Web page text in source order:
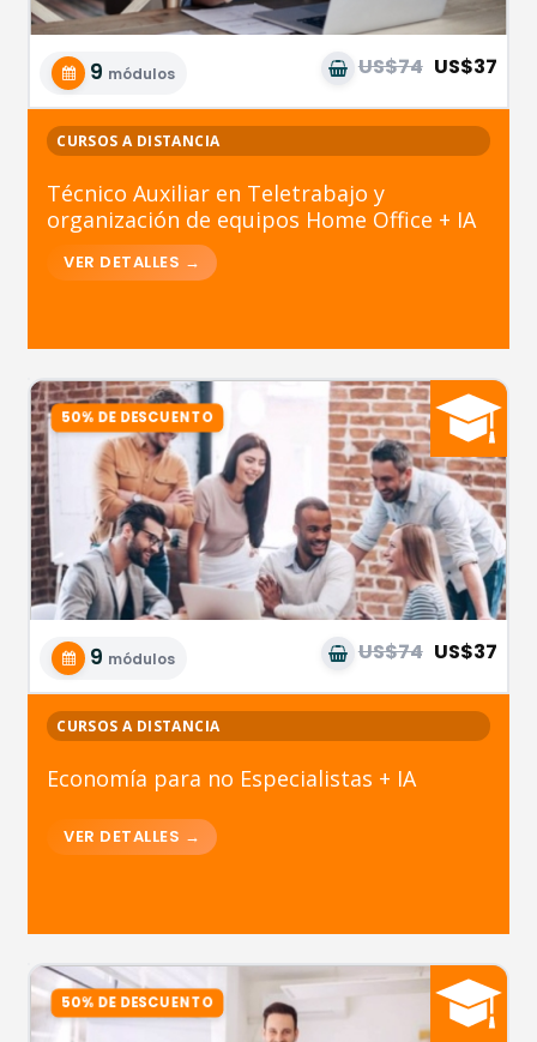
9 módulos US$74 US$37
CURSOS A DISTANCIA
Técnico Auxiliar en Teletrabajo y
organización de equipos Home Office + IA
9 módulos US$74 US$37
CURSOS A DISTANCIA
Economía para no Especialistas + IA